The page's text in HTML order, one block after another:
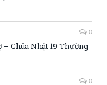
0
Chúa Nhật 19 Thường
0